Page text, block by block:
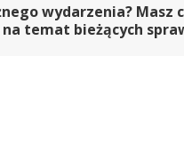
wydarzenia?
temat bieżących